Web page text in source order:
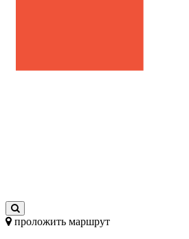
проложить маршрут